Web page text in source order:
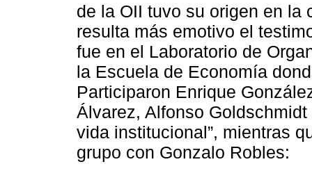
de la OII tuvo su origen en la
resulta más emotivo el
fue en el Laboratorio de
la Escuela de Economía
Participaron Enrique
Álvarez, Alfonso
vida institucional”, mientras
grupo con Gonzalo Robles: